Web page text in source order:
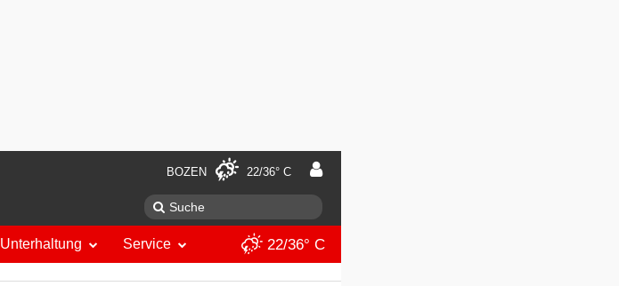
BOZEN 22/36° C
Unterhaltung Service 22/36° C